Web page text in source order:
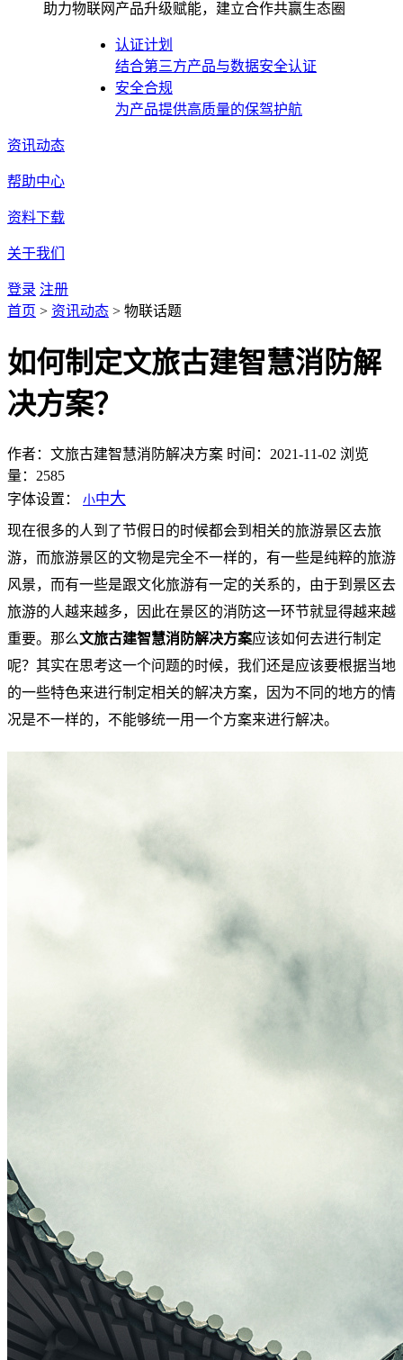
助力物联网产品升级赋能，建立合作共赢生态圈
认证计划
结合第三方产品与数据安全认证
安全合规
为产品提供高质量的保驾护航
资讯动态
帮助中心
资料下载
关于我们
登录 注册
首页 > 资讯动态 > 物联话题
如何制定文旅古建智慧消防解
决方案？
作者：文旅古建智慧消防解决方案 时间：2021-11-02 浏览
量：2585
字体设置： 小中大
现在很多的人到了节假日的时候都会到相关的旅游景区去旅
游，而旅游景区的文物是完全不一样的，有一些是纯粹的旅游
风景，而有一些是跟文化旅游有一定的关系的，由于到景区去
旅游的人越来越多，因此在景区的消防这一环节就显得越来越
重要。那么文旅古建智慧消防解决方案应该如何去进行制定
呢？其实在思考这一个问题的时候，我们还是应该要根据当地
的一些特色来进行制定相关的解决方案，因为不同的地方的情
况是不一样的，不能够统一用一个方案来进行解决。